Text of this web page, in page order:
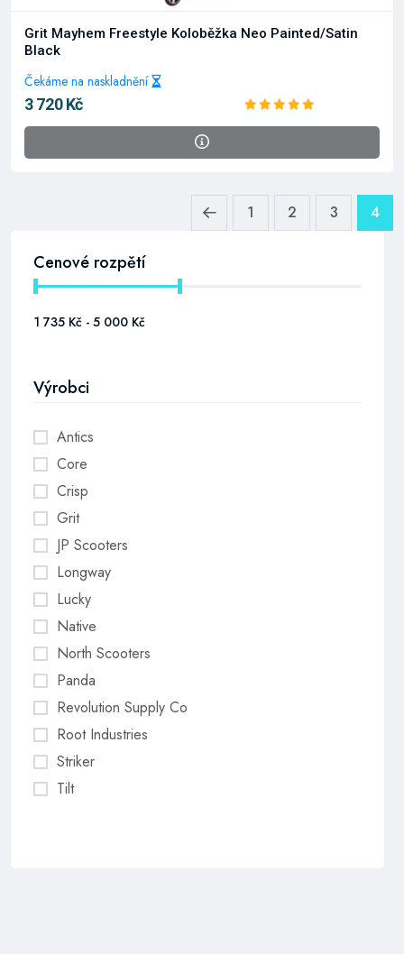
Grit Mayhem Freestyle Koloběžka Neo Painted/Satin
Black
Čekáme na naskladnění
3 720 Kč
1 2 3 4
Cenové rozpětí
Výrobci
Antics
Core
Crisp
Grit
JP Scooters
Longway
Lucky
Native
North Scooters
Panda
Revolution Supply Co
Root Industries
Striker
Tilt